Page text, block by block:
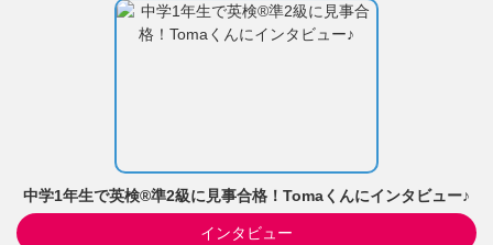
中学1年生で英検®準2級に見事合格！Tomaくんにインタビュー♪
インタビュー